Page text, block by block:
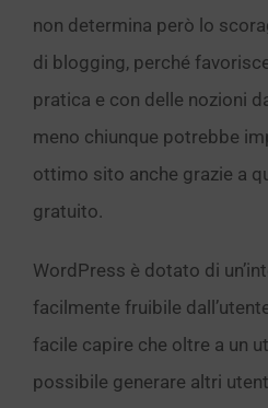
non determina però lo
di blogging, perché
pratica e con delle nozioni
meno chiunque potrebbe
ottimo sito anche grazie a
gratuito.
WordPress è dotato di
facilmente fruibile
facile capire che oltre a un
possibile generare altri